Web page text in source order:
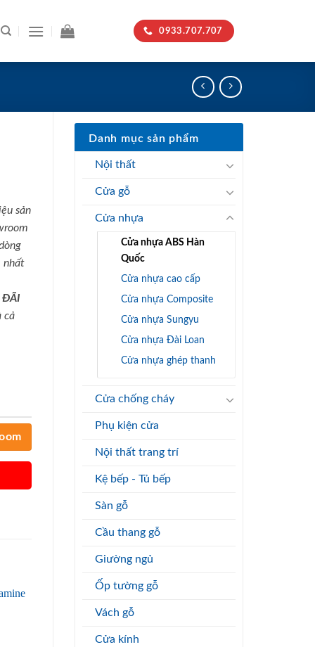
0933.707.707
Danh mục sản phẩm
Nội thất
Cửa gỗ
Cửa nhựa
Cửa nhựa ABS Hàn
Quốc
Cửa nhựa cao cấp
Cửa nhựa Composite
Cửa nhựa Sungyu
Cửa nhựa Đài Loan
Cửa nhựa ghép thanh
Cửa chống cháy
Phụ kiện cửa
Nội thất trang trí
Kệ bếp - Tủ bếp
Sàn gỗ
Cầu thang gỗ
Giường ngủ
Ốp tường gỗ
Vách gỗ
Cửa kính
sản
nhất
ĐÃI
cả